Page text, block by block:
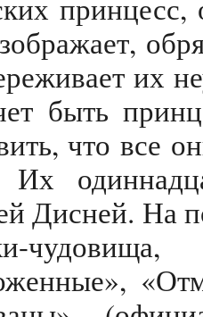
их
быть
что все
Дисней. На